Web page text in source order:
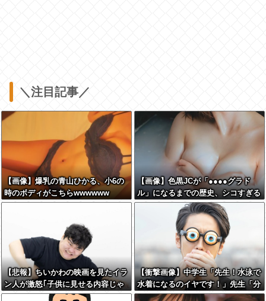
＼注目記事／
【画像】爆乳の青山ひかる、小6の
時のボディがこちらwwwwww
【画像】色黒JCが「●●●●グラド
ル」になるまでの歴史、シコすぎる
wwww
【悲報】ちいかわの映画を見たイラ
ン人が激怒｢子供に見せる内容じゃ
ない｡悪影響は計り知れない｣←これ
【衝撃画像】中学生「先生！水泳で
水着になるのイヤです！」先生「分
かった」→結果まさかの『こう』な